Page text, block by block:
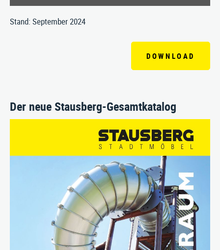
Stand: September 2024
DOWNLOAD
Der neue Stausberg-Gesamtkatalog